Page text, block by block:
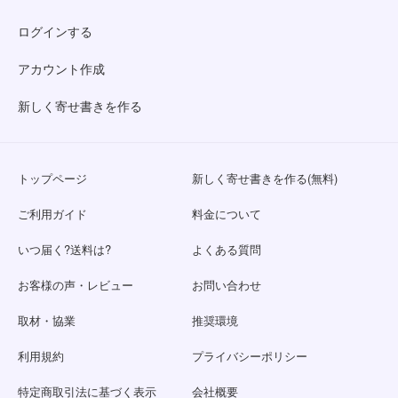
ログインする
アカウント作成
新しく寄せ書きを作る
トップページ 新しく寄せ書きを作る(無料)
ご利用ガイド 料金について
いつ届く?送料は? よくある質問
お客様の声・レビュー お問い合わせ
取材・協業 推奨環境
利用規約 プライバシーポリシー
特定商取引法に基づく表示 会社概要